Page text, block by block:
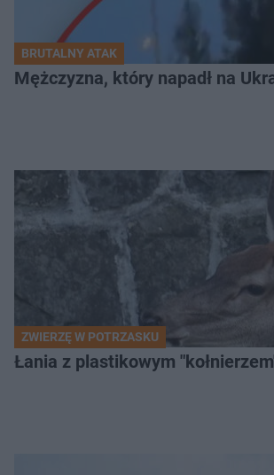
BRUTALNY ATAK
Mężczyzna, który napadł na
ZWIERZĘ W POTRZASKU
Łania z plastikowym